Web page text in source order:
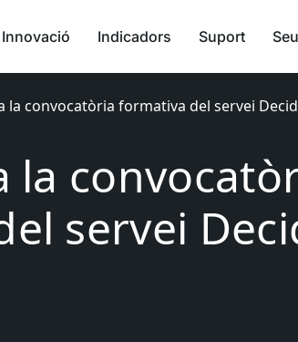
Innovació Indicadors Suport
la convocatòria formativa del servei
la
servei